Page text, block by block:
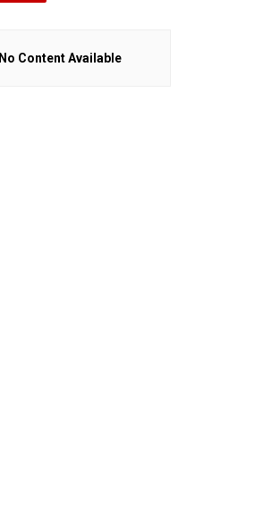
No Content Available